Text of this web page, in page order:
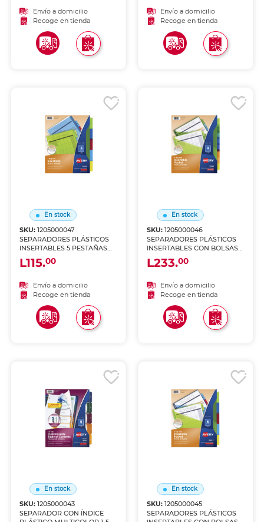
Envío a domicilio
Recoge en tienda
Envío a domicilio
Recoge en tienda
En stock
SKU:1205000047
SEPARADORES PLÁSTICOS
INSERTABLES 5 PESTAÑAS
MULTICOLOR.
L115.00
Envío a domicilio
Recoge en tienda
En stock
SKU: 1205000046
SEPARADORES PLÁSTICOS
INSERTABLES CON BOLSAS
INTERIORES 8 PESTAÑAS
MULTICOLOR
L233.00
Envío a domicilio
Recoge en tienda
En stock
SKU:1205000043
SEPARADOR CON ÍNDICE
En stock
SKU: 1205000045
SEPARADORES PLÁSTICOS